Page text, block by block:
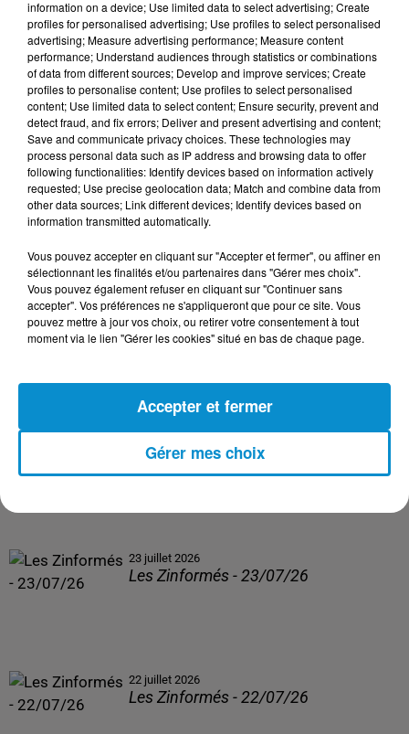
@iamangelofoley
Patrick Sulay est expert en sciences comportementales,
profiler et formateur de process communication :
https://patricksulay.fr/. YouTube :
https://www.youtube.com/channel/UCEfL...Facebook :
https://www.facebook.com/patricksulay/Instagram :
@patrick__sulay
DERNIERS PODCASTS
24 juillet 2026
Les Zinformés - 24/07/26
23 juillet 2026
Les Zinformés - 23/07/26
22 juillet 2026
Les Zinformés - 22/07/26
information on a device; Use limited data to select advertising; Create
profiles for personalised advertising; Use profiles to select personalised
advertising; Measure advertising performance; Measure content
performance; Understand audiences through statistics or combinations
of data from different sources; Develop and improve services; Create
profiles to personalise content; Use profiles to select personalised
content; Use limited data to select content; Ensure security, prevent and
detect fraud, and fix errors; Deliver and present advertising and content;
Save and communicate privacy choices. These technologies may
process personal data such as IP address and browsing data to offer
following functionalities: Identify devices based on information actively
requested; Use precise geolocation data; Match and combine data from
other data sources; Link different devices; Identify devices based on
information transmitted automatically.
Vous pouvez accepter en cliquant sur "Accepter et fermer", ou affiner en
sélectionnant les finalités et/ou partenaires dans "Gérer mes choix".
Vous pouvez également refuser en cliquant sur "Continuer sans
accepter". Vos préférences ne s'appliqueront que pour ce site. Vous
pouvez mettre à jour vos choix, ou retirer votre consentement à tout
moment via le lien "Gérer les cookies" situé en bas de chaque page.
Gérer mes choix
Accepter et fermer